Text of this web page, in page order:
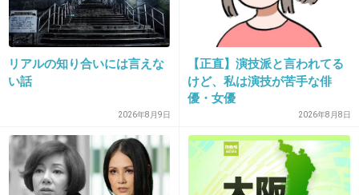
12. 匿名2018/11/14(水) 16:56:39
しゃもじを持ったヨネスケがバツ悪そうに。。
+46 -0
13. 匿名 2018/11/14(水) 16:56:42
ヨネスケがしゃもじもってたってる
リアルの知り合いには言えな
い話
2026年8月9日
【正直】演技派と言われてる
けど、私は演技が苦手な俳
優・女優
2026年8月8日